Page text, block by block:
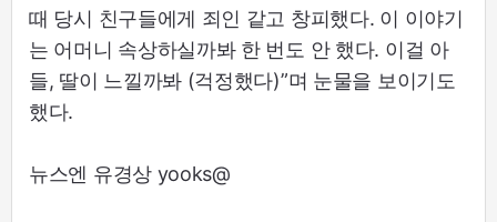
때 당시 친구들에게 죄인 같고 창피했다. 이 이야기
는 어머니 속상하실까봐 한 번도 안 했다. 이걸 아
들, 딸이 느낄까봐 (걱정했다)”며 눈물을 보이기도
했다.
뉴스엔 유경상 yooks@